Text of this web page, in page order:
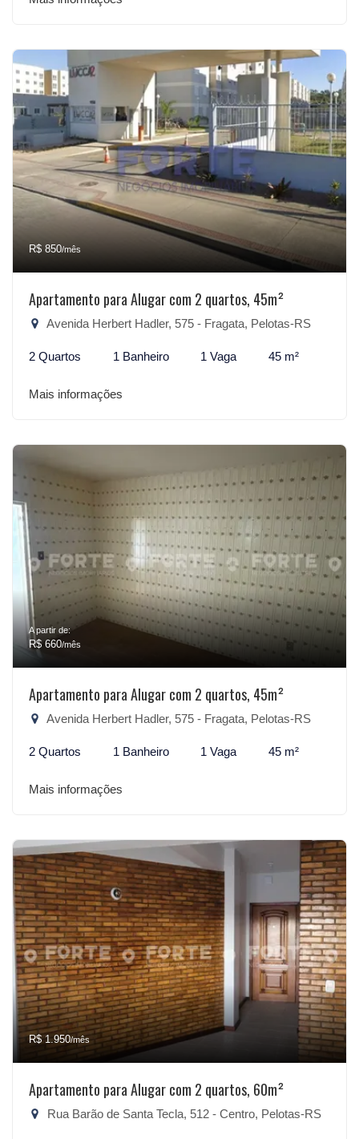
R$ 850/mês
Apartamento para Alugar com 2 quartos, 45m²
Avenida Herbert Hadler, 575 - Fragata, Pelotas-RS
2 Quartos 1 Banheiro 1 Vaga 45 m²
Mais informações
A partir de:
R$ 660/mês
Apartamento para Alugar com 2 quartos, 45m²
Avenida Herbert Hadler, 575 - Fragata, Pelotas-RS
2 Quartos 1 Banheiro 1 Vaga 45 m²
Mais informações
R$ 1.950/mês
Apartamento para Alugar com 2 quartos, 60m²
Rua Barão de Santa Tecla, 512 - Centro, Pelotas-RS